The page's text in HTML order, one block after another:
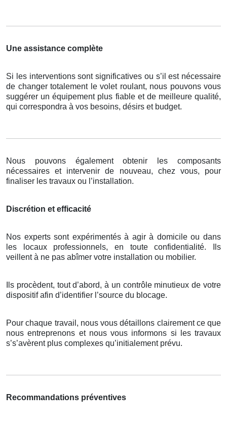
Une assistance complète
Si les interventions sont significatives ou s’il est nécessaire
de changer totalement le volet roulant, nous pouvons vous
suggérer un équipement plus fiable et de meilleure qualité,
qui correspondra à vos besoins, désirs et budget.
Nous pouvons également obtenir les composants
nécessaires et intervenir de nouveau, chez vous, pour
finaliser les travaux ou l’installation.
Discrétion et efficacité
Nos experts sont expérimentés à agir à domicile ou dans
les locaux professionnels, en toute confidentialité. Ils
veillent à ne pas abîmer votre installation ou mobilier.
Ils procèdent, tout d’abord, à un contrôle minutieux de votre
dispositif afin d’identifier l’source du blocage.
Pour chaque travail, nous vous détaillons clairement ce que
nous entreprenons et nous vous informons si les travaux
s’s’avèrent plus complexes qu’initialement prévu.
Recommandations préventives